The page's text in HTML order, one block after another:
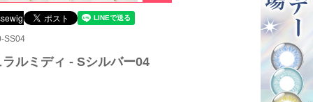
SS04
ルミディ - Sシルバー04